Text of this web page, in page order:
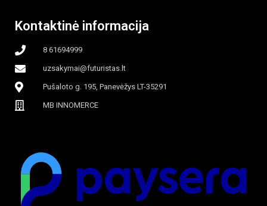
apšvietimas
Kontaktinė informacija
8 61694999
uzsakymai@futuristas.lt
Pušaloto g. 195, Panevėžys LT-35291
MB INNOMERCE